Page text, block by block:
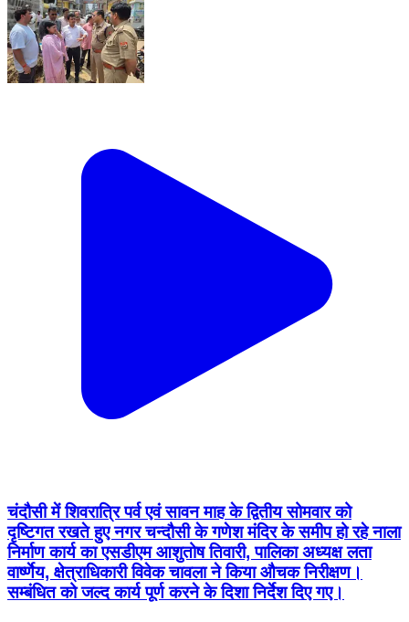
चंदौसी में शिवरात्रि पर्व एवं सावन माह के द्वितीय सोमवार को
दृष्टिगत रखते हुए नगर चन्दौसी के गणेश मंदिर के समीप हो रहे नाला
निर्माण कार्य का एसडीएम आशुतोष तिवारी, पालिका अध्यक्ष लता
वार्ष्णेय, क्षेत्राधिकारी विवेक चावला ने किया औचक निरीक्षण।
सम्बंधित को जल्द कार्य पूर्ण करने के दिशा निर्देश दिए गए।